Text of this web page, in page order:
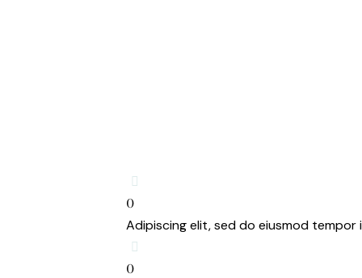
0
Adipiscing elit, sed do eiusmod tempor
0